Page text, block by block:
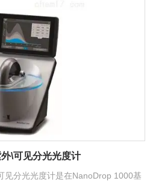
\可见分光光度计
见分光光度计是在NanoDrop 1000基